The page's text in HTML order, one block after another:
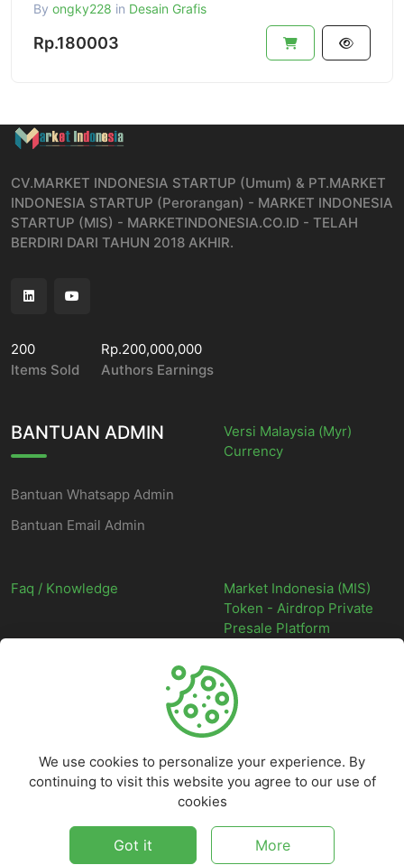
By ongky228 in Desain Grafis
Rp.180003
CV.MARKET INDONESIA STARTUP (Umum) & PT.MARKET
INDONESIA STARTUP (Perorangan) - MARKET INDONESIA
STARTUP (MIS) - MARKETINDONESIA.CO.ID - TELAH
BERDIRI DARI TAHUN 2018 AKHIR.
200
Items Sold
Rp.200,000,000
Authors Earnings
BANTUAN ADMIN
Bantuan Whatsapp Admin
Bantuan Email Admin
Versi Malaysia (Myr)
Currency
Faq / Knowledge
Market Indonesia (MIS)
Token - Airdrop Private
Presale Platform
Terpercaya - All rights reserved.
We use cookies to personalize your experience. By
continuing to visit this website you agree to our use of
cookies
Got it More